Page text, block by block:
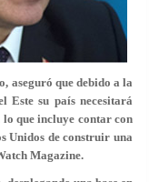
aseguró que debido a la
Este su país necesitará
que incluye contar con
Unidos de construir una
Magazine.